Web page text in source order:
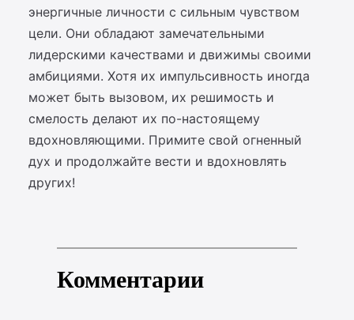
энергичные личности с сильным чувством
цели. Они обладают замечательными
лидерскими качествами и движимы своими
амбициями. Хотя их импульсивность иногда
может быть вызовом, их решимость и
смелость делают их по-настоящему
вдохновляющими. Примите свой огненный
дух и продолжайте вести и вдохновлять
других!
Комментарии